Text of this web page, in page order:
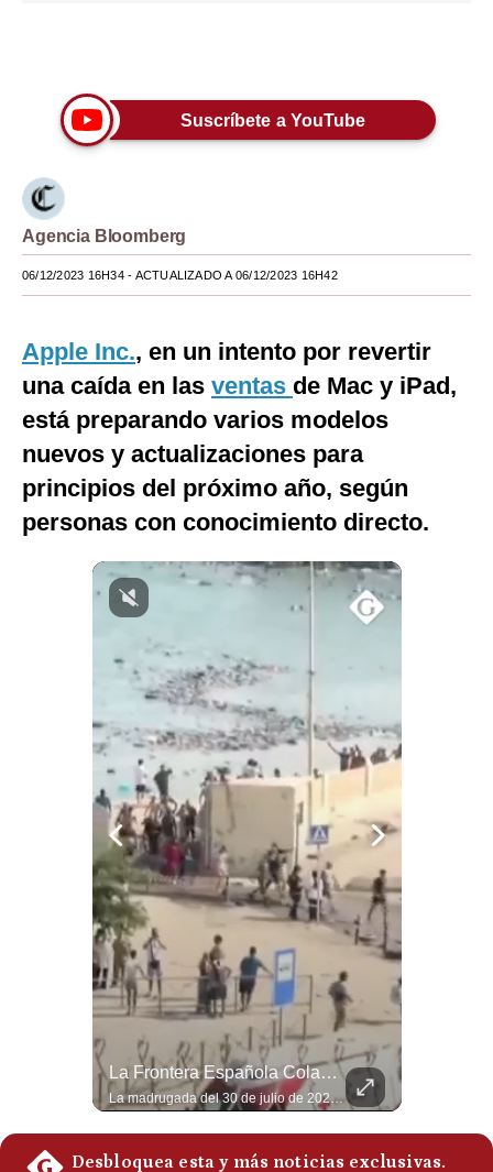
Viajes
Moda
Estilos
Mundo
EEUU
España
Internacional
Tecnología
Club del Suscriptor
Mix
G de Gestión
Fotogalerías
gestion.pe
Condiciones
Cookies
Suscríbete a YouTube
Agencia Bloomberg
06/12/2023 16H34- ACTUALIZADO A 06/12/2023 16H42
Apple Inc., en un intento por revertir
una caída en las ventas de Mac y iPad,
está preparando varios modelos
nuevos y actualizaciones para
principios del próximo año, según
personas con conocimiento directo.
La Frontera Española Colapsa ¿Qué Está Pasando En Ceuta? | Gestión Mundo
La madrugada del 30 de julio de 2026 marcó un antes y un después en el Estrecho de Gibraltar. En cuestión de horas, cerca de 72.000 migrantes marroquíes ingresaron al territorio español de Ceuta, desbordando por completo a una ciudad de apenas 85.000 habitantes. En este video, explicamos los detalles de la emergencia humana y las ramificaciones geopolíticas del conflicto: la trampa de los rumores en redes sociales, el rol de Marruecos, el acercamiento de España a Argelia y la respuesta de la Unión Europea ante las amenazas de suspensión del Tratado Schengen. #Ceuta #España #Marruecos #Geopolitica #PedroSanchez #NoticiasInternacionales #Schengen #Europa #CrisisMigratoria 👉 Suscríbete y activa la campana para no perderte nuestro análisis diario. 🌎 Síguenos en nuestras redes sociales: 📌 Web oficial: https://gestion.pe/mundo/ 📌 LinkedIn: http://bit.ly/3HYIET0 📌 X (Twitter): http://bit.ly/4noZtX9 📌 TikTok: http://bit.ly/4evB6TO